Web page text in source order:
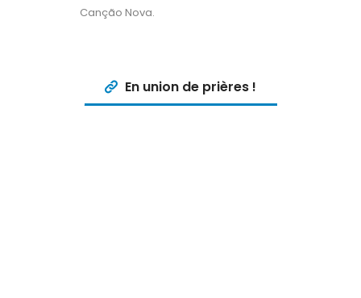
Canção Nova.
En union de prières !